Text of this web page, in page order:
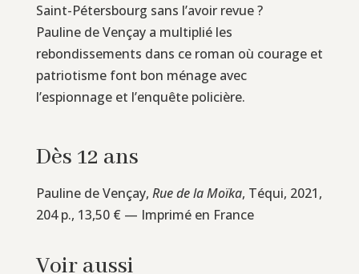
Saint-Pétersbourg sans l’avoir revue ?
Pauline de Vençay a multiplié les
rebondissements dans ce roman où courage et
patriotisme font bon ménage avec
l’espionnage et l’enquête policière.
Dès 12 ans
Pauline de Vençay, Rue de la Moïka, Téqui, 2021,
204 p., 13,50 € — Imprimé en France
Voir aussi